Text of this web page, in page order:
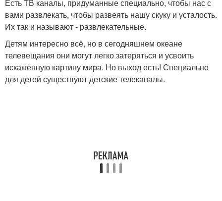
Есть ТВ каналы, придуманные специально, чтобы нас с
вами развлекать, чтобы развеять нашу скуку и усталость.
Их так и называют - развлекательные.
Детям интересно всё, но в сегодняшнем океане
телевещания они могут легко затеряться и усвоить
искажённую картину мира. Но выход есть! Специально
для детей существуют детские телеканалы.